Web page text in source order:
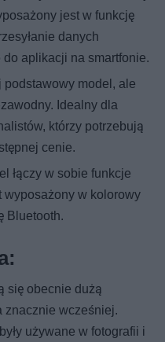
jest w funkcję
danych
aplikacji na smartfonie.
podstawowy model, ale
Idealny dla
którzy potrzebują
cenie.
łączy w sobie funkcje
wyposażony w kolorowy
Bluetooth.
się obecnie dużą
znacznie wcześniej.
używane w fotografii i